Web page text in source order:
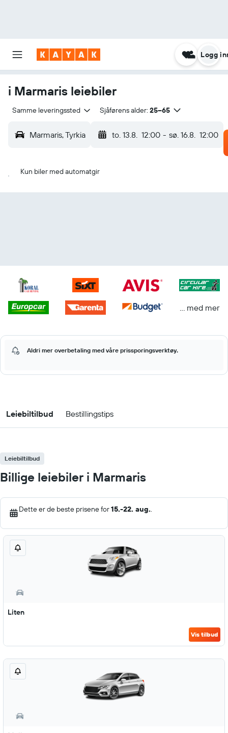
Logg
i Marmaris leiebiler
Samme leveringssted Sjåførens alder: 25–65
Marmaris, Tyrkia to. 13.8. 12:00 - sø. 16.8. 12:00
Kun biler med automatgir
… med mer
Aldri mer overbetaling med våre prissporingsverktøy.
Leiebiltilbud Bestillingstips
Leiebiltilbud
Billige leiebiler i Marmaris
Dette er de beste prisene for15.-22. aug..
Liten
Vis tilbud